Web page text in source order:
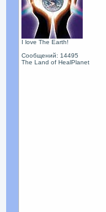
I love The Earth!
Сообщений: 14495
The Land of HealPlanet